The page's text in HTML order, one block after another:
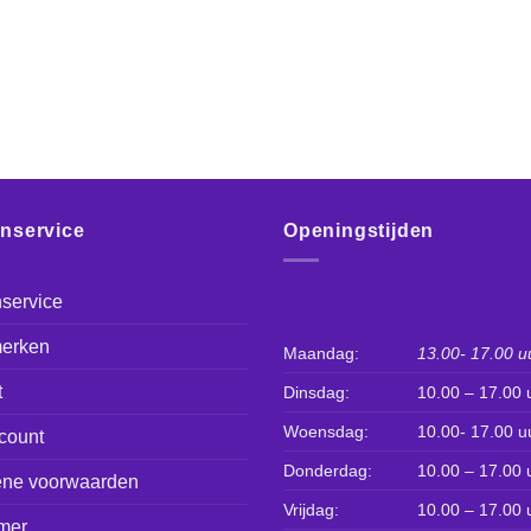
voorwaarden
Openingstijden
Maandag: 13.00- 17.00
Dinsdag: 10.00 – 17.00
Woensdag: 10.00- 17.00
Donderdag: 10.00 – 17.00
Vrijdag: 10.00 – 17.00